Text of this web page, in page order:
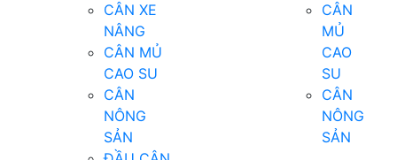
CÂN XE
NÂNG
CÂN MỦ
CAO SU
CÂN
NÔNG
SẢN
CÂN
MỦ
CAO
SU
CÂN
NÔNG
SẢN